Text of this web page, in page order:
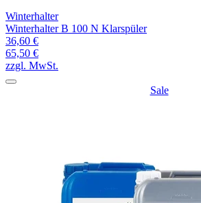
Winterhalter
Winterhalter B 100 N Klarspüler
36,60 €
65,50 €
zzgl. MwSt.
Sale